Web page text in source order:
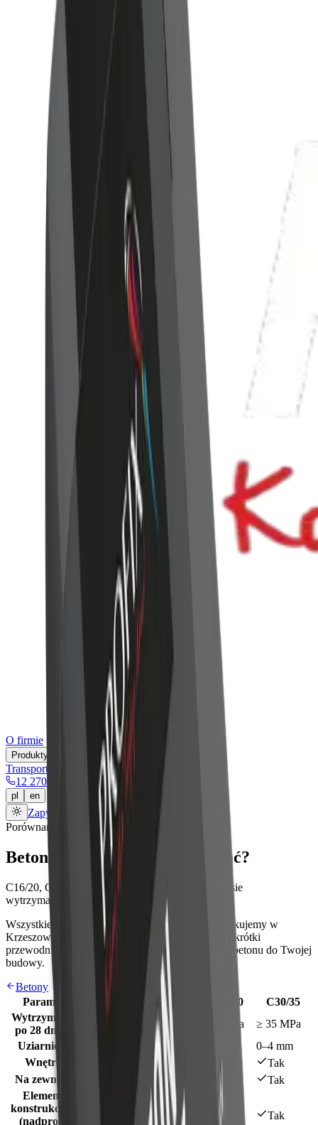
O firmie
Produkty
Transport Fundusze UEKontakt
12 270 00 32
pl en
Zapytaj o ofertę
Porównanie
Betony PROFIX – który wybrać?
C16/20, C20/25, C25/30 i C30/35 – różnice w klasie
wytrzymałości, zastosowaniu i normach.
Wszystkie cztery suche mieszanki betonowe produkujemy w
Krzeszowicach. Poniżej porównanie parametrów i krótki
przewodnik, który pomoże dobrać właściwą klasę betonu do Twojej
budowy.
Betony
Parametr
C20/25 C25/30
C30/35
Wytrzymałość
po 28 dniach
≥ 25 MPa ≥ 30 MPa
≥ 35 MPa
Uziarnienie
0–4 mm
0–4 mm
Wnętrza
Tak Tak
Tak
Na zewnątrz
Tak Tak
Tak
Elementy
konstrukcyjne
(nadproża,
Tak Tak Tak